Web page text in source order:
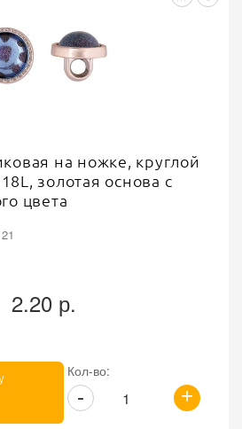
на ножке, круглой
золотая основа с
цвета
2.20 р.
Кол-во:
+
-